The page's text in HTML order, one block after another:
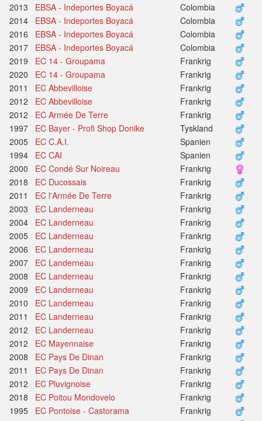
2013
EBSA - Indeportes Boyacá
Colombia
2014
EBSA - Indeportes Boyacá
Colombia
2016
EBSA - Indeportes Boyacá
Colombia
2017
EBSA - Indeportes Boyacá
Colombia
2019
EC 14 - Groupama
Frankrig
2020
EC 14 - Groupama
Frankrig
2011
EC Abbevilloise
Frankrig
2012
EC Abbevilloise
Frankrig
2012
EC Armée De Terre
Frankrig
1997
EC Bayer - Profi Shop Donike
Tyskland
2005
EC C.A.I.
Spanien
1994
EC CAI
Spanien
2000
EC Condé Sur Noireau
Frankrig
2018
EC Ducossais
Frankrig
2011
EC l'Armée De Terre
Frankrig
2003
EC Landerneau
Frankrig
2004
EC Landerneau
Frankrig
2005
EC Landerneau
Frankrig
2006
EC Landerneau
Frankrig
2007
EC Landerneau
Frankrig
2008
EC Landerneau
Frankrig
2009
EC Landerneau
Frankrig
2010
EC Landerneau
Frankrig
2011
EC Landerneau
Frankrig
2012
EC Landerneau
Frankrig
2012
EC Mayennaise
Frankrig
2008
EC Pays De Dinan
Frankrig
2011
EC Pays De Dinan
Frankrig
2012
EC Pluvignoise
Frankrig
2018
EC Poitou Mondovelo
Frankrig
1995
EC Pontoise - Castorama
Frankrig